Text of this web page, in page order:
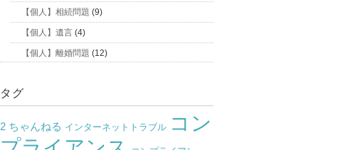
【個人】相続問題 (9)
【個人】遺言 (4)
【個人】離婚問題 (12)
タグ
2 ちゃんねる インターネットトラブル コン